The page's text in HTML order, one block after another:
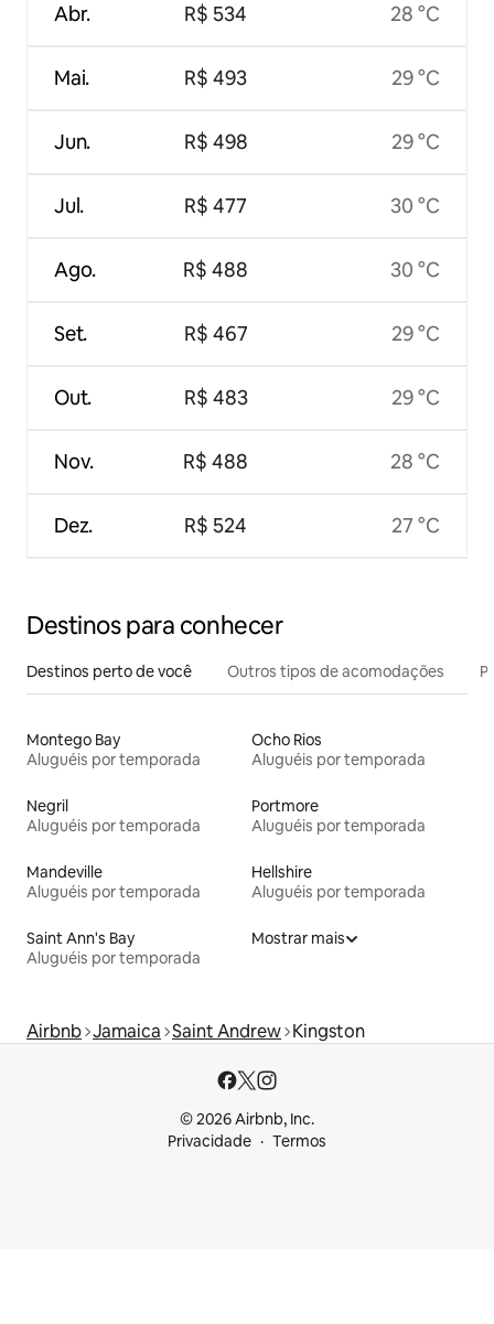
Abr.
Mai.
Jun.
Jul.
Ago.
Set.
Out.
Nov.
Dez.
R$ 534
R$ 493
R$ 498
R$ 477
R$ 488
R$ 467
R$ 483
R$ 488
R$ 524
28 °C
29 °C
29 °C
30 °C
30 °C
29 °C
29 °C
28 °C
27 °C
Destinos para conhecer
Destinos perto de você Outros tipos de acomodações
Montego Bay
Aluguéis por temporada
Ocho Rios
Aluguéis por temporada
Negril
Aluguéis por temporada
Portmore
Aluguéis por temporada
Mandeville
Aluguéis por temporada
Hellshire
Aluguéis por temporada
Saint Ann's Bay
Aluguéis por temporada
Mostrar mais
Airbnb Jamaica Saint Andrew Kingston
© 2026 Airbnb, Inc.
Privacidade
Termos